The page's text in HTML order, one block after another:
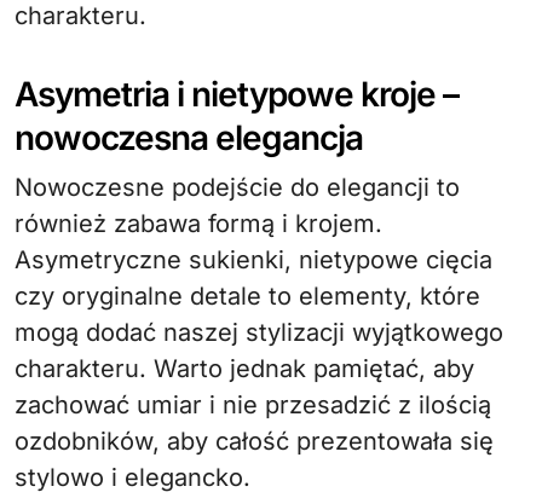
charakteru.
Asymetria i nietypowe kroje –
nowoczesna elegancja
Nowoczesne podejście do elegancji to
również zabawa formą i krojem.
Asymetryczne sukienki, nietypowe cięcia
czy oryginalne detale to elementy, które
mogą dodać naszej stylizacji wyjątkowego
charakteru. Warto jednak pamiętać, aby
zachować umiar i nie przesadzić z ilością
ozdobników, aby całość prezentowała się
stylowo i elegancko.